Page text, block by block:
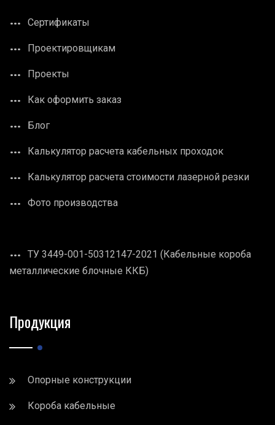
Сертификаты
Проектировщикам
Проекты
Как оформить заказ
Блог
Калькулятор расчета кабельных проходок
Калькулятор расчета стоимости лазерной резки
Фото производства
ТУ 3449-001-50312147-2021 (Кабельные короба
металлические блочные ККБ)
Продукция
Опорные конструкции
Короба кабельные